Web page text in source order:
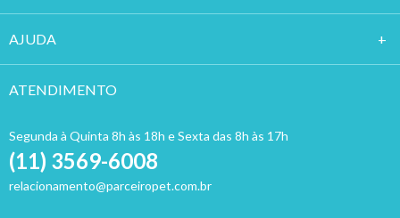
AJUDA
ATENDIMENTO
Segunda à Quinta 8h às 18h e Sexta das 8h às 17h
(11) 3569-6008
relacionamento@parceiropet.com.br